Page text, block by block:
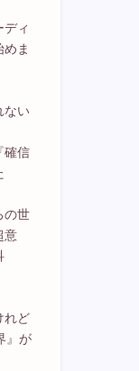
ィ
めま
ない
確信
の世
意
れど
』が